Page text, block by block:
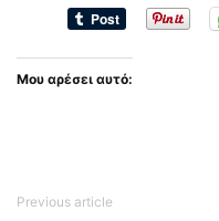
Μου αρέσει αυτό:
Previous article